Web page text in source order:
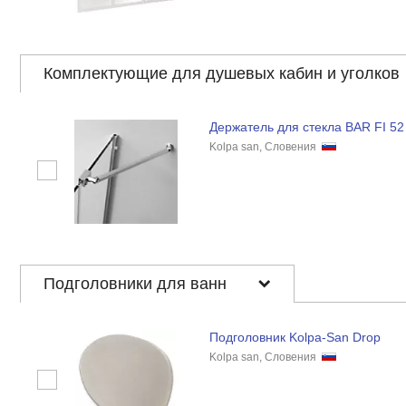
Комплектующие для душевых кабин и уголков
Держатель для стекла BAR FI 52
Kolpa san, Словения
Подголовники для ванн
Подголовник Kolpa-San Drop
Kolpa san, Словения